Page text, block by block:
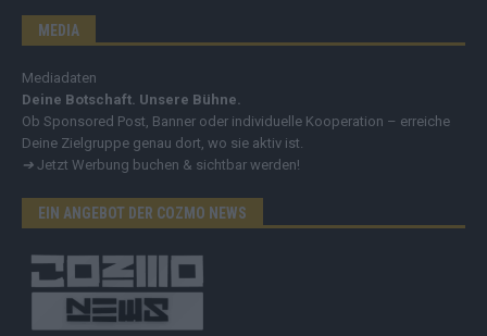
MEDIA
Mediadaten
Deine Botschaft. Unsere Bühne.
Ob Sponsored Post, Banner oder individuelle Kooperation – erreiche
Deine Zielgruppe genau dort, wo sie aktiv ist.
➔ Jetzt Werbung buchen & sichtbar werden!
EIN ANGEBOT DER COZMO NEWS